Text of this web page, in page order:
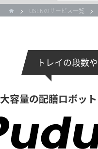
USENのサービス一覧
トレイの段数や
大容量の配膳ロボット